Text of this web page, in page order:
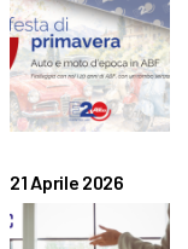
21 Aprile 2026